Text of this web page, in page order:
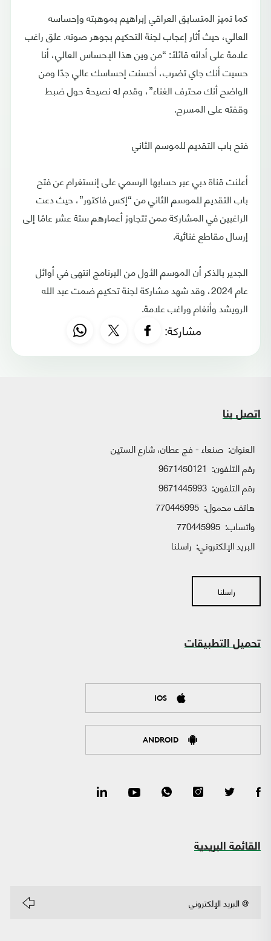
كما تميز المتسابق العراقي إبراهيم بموهبته وإحساسه
العالي، حيث أثار إعجاب لجنة التحكيم بجوهر صوته. علق راغب
علامة على أدائه قائلاً: “من وين هذا الإحساس العالي، أنا
حسيت أنك جاي تضرب، أحسنت إحساسك عالي جدًا ومن
الواضح أنك محترف الغناء”، وقدم له نصيحة حول ضبط
وقفته على المسرح.
فتح باب التقديم للموسم الثاني
أعلنت قناة دبي عبر حسابها الرسمي على إنستغرام عن فتح
باب التقديم للموسم الثاني من “إكس فاكتور”، حيث دعت
الراغبين في المشاركة ممن تتجاوز أعمارهم ستة عشر عامًا إلى
إرسال مقاطع غنائية.
الجدير بالذكر أن الموسم الأول من البرنامج انتهى في أوائل
عام 2024، وقد شهد مشاركة لجنة تحكيم ضمت عبد الله
الرويشد وأنغام وراغب علامة.
مشاركة:
اتصل بنا
العنوان: صنعاء - فج عطان، شارع الستين
رقم التلفون: 9671450121
رقم التلفون: 9671445993
هاتف محمول: 770445995
واتساب:
البريد الإلكتروني: راسلنا
راسلنا
تحميل التطبيقات
IOS
ANDROID
القائمة البريدية